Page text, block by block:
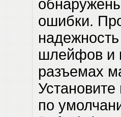
ошибки.
шлейфов и
разъемах
по